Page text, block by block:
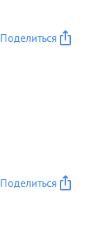
Поделиться
Поделиться